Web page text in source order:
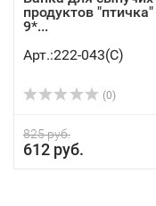
продуктов
9*...
Арт.:222-043(C)
(0)
825 руб.
612 руб.